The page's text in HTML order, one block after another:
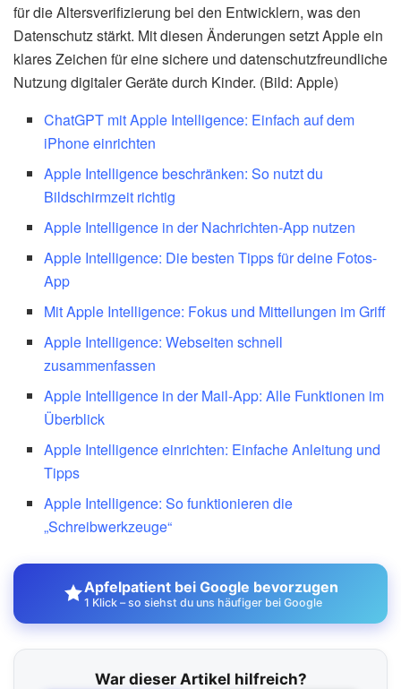
für die Altersverifizierung bei den Entwicklern, was den
Datenschutz stärkt. Mit diesen Änderungen setzt Apple ein
klares Zeichen für eine sichere und datenschutzfreundliche
Nutzung digitaler Geräte durch Kinder. (Bild: Apple)
ChatGPT mit Apple Intelligence: Einfach auf dem
iPhone einrichten
Apple Intelligence beschränken: So nutzt du
Bildschirmzeit richtig
Apple Intelligence in der Nachrichten-App nutzen
Apple Intelligence: Die besten Tipps für deine Fotos-
App
Mit Apple Intelligence: Fokus und Mitteilungen im Griff
Apple Intelligence: Webseiten schnell
zusammenfassen
Apple Intelligence in der Mail-App: Alle Funktionen im
Überblick
Apple Intelligence einrichten: Einfache Anleitung und
Tipps
Apple Intelligence: So funktionieren die
„Schreibwerkzeuge“
Apfelpatient bei Google bevorzugen
1 Klick – so siehst du uns häufiger bei Google
War dieser Artikel hilfreich?